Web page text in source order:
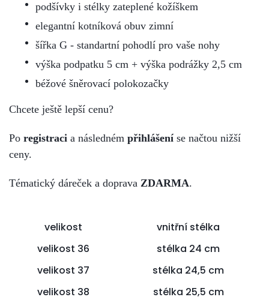
podšívky i stélky zateplené kožíškem
elegantní kotníková obuv zimní
šířka G - standartní pohodlí pro vaše nohy
výška podpatku 5 cm + výška podrážky 2,5 cm
béžové šněrovací polokozačky
Chcete ještě lepší cenu?
Poregistraci a následnémpřihlášení se načtou nižší
ceny.
Tématický dáreček a dopravaZDARMA.
velikost
vnitřní stélka
velikost 36
stélka 24 cm
velikost 37
stélka 24,5 cm
velikost 38
stélka 25,5 cm